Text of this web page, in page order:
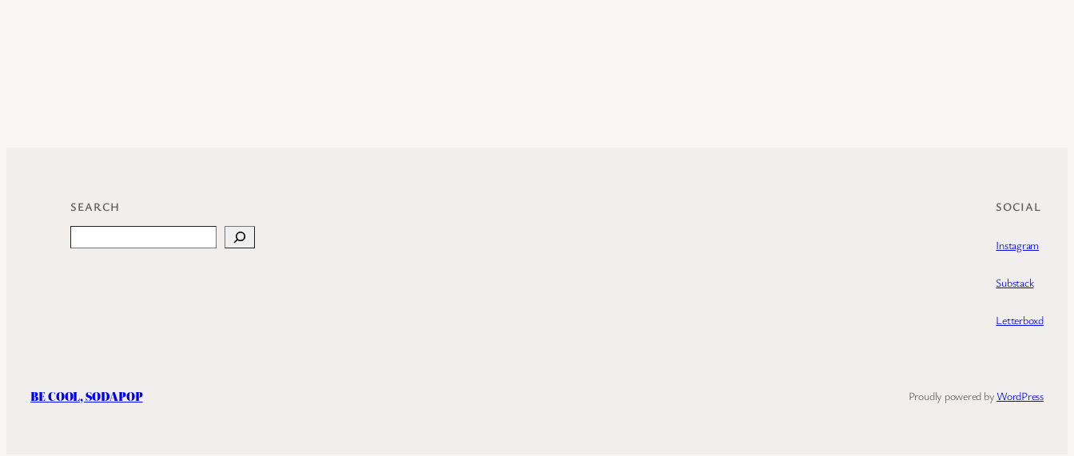
SEARCH SOCIAL
Instagram
Substack
Letterboxd
BE COOL, SODAPOP Proudly powered byWordPress